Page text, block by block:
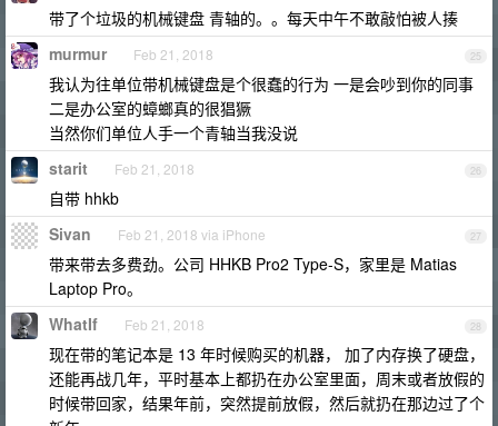
带了个垃圾的机械键盘 青轴的。。每天中午不敢敲怕被人揍
25
murmur Feb 21, 2018
我认为往单位带机械键盘是个很蠢的行为 一是会吵到你的同事
二是办公室的蟑螂真的很猖獗
当然你们单位人手一个青轴当我没说
26
starit Feb 21, 2018
自带 hhkb
27
Sivan Feb 21, 2018 via iPhone
带来带去多费劲。公司 HHKB Pro2 Type-S，家里是 Matias
Laptop Pro。
28
WhatIf Feb 21, 2018
现在带的笔记本是 13 年时候购买的机器， 加了内存换了硬盘，
还能再战几年，平时基本上都扔在办公室里面，周末或者放假的
时候带回家，结果年前，突然提前放假，然后就扔在那边过了个